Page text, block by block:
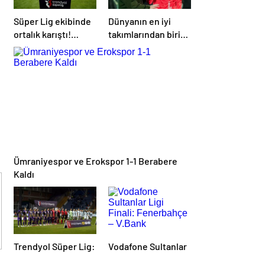
Süper Lig ekibinde
ortalık karıştı!
Başkan daha fazla
dayanamadı
Dünyanın en iyi
takımlarından biri
Berke Özer için
İstanbul’da
Ümraniyespor ve Erokspor 1-1 Berabere
Kaldı
Trendyol Süper Lig:
Vodafone Sultanlar